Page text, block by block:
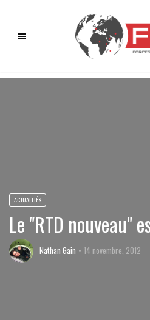
ACTUALITÉS
Le "RTD nouveau"
Nathan Gain 14 novembre, 2012